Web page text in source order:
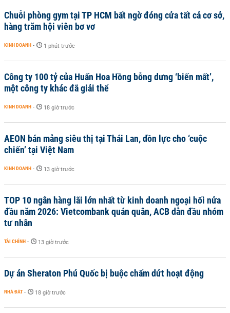
Chuỗi phòng gym tại TP HCM bất ngờ đóng cửa tất cả cơ sở,
hàng trăm hội viên bơ vơ
KINH DOANH - 1 phút trước
Công ty 100 tỷ của Huấn Hoa Hồng bỗng dưng ‘biến mất’,
một công ty khác đã giải thể
KINH DOANH - 18 giờ trước
AEON bán mảng siêu thị tại Thái Lan, dồn lực cho ‘cuộc
chiến’ tại Việt Nam
KINH DOANH - 13 giờ trước
TOP 10 ngân hàng lãi lớn nhất từ kinh doanh ngoại hối nửa
đầu năm 2026: Vietcombank quán quân, ACB dẫn đầu nhóm
tư nhân
TÀI CHÍNH - 13 giờ trước
Dự án Sheraton Phú Quốc bị buộc chấm dứt hoạt động
NHÀ ĐẤT - 18 giờ trước